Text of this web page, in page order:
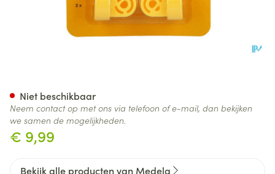
€ 9,99
Niet beschikbaar
Neem contact op met ons via telefoon of e-mail, dan bekijken
we samen de mogelijkheden.
Bekijk alle producten van Medela